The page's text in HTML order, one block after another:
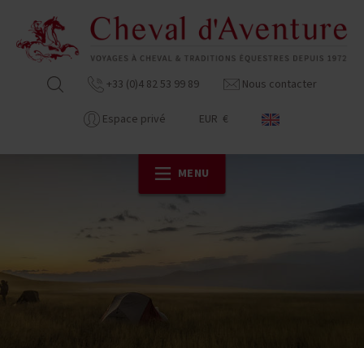
+33 (0)4 82 53 99 89 Nous contacter
Espace privé EUR €
MENU